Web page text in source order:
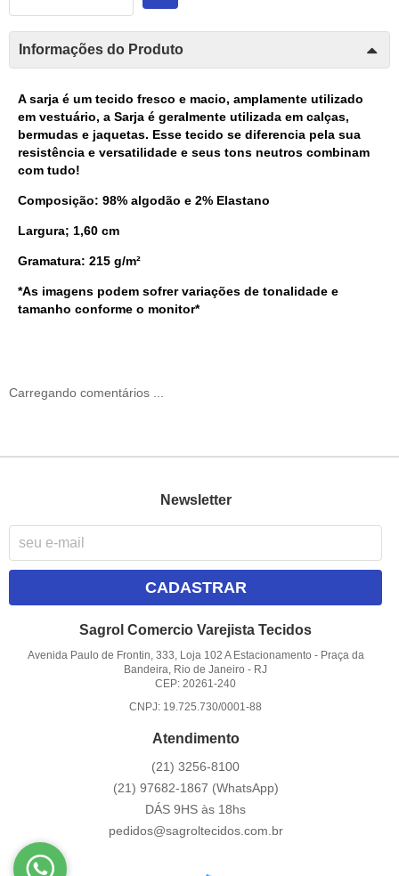
Informações do Produto
A sarja é um tecido fresco e macio, amplamente utilizado
em vestuário, a Sarja é geralmente utilizada em calças,
bermudas e jaquetas. Esse tecido se diferencia pela sua
resistência e versatilidade e seus tons neutros combinam
com tudo!
Composição: 98% algodão e 2% Elastano
Largura; 1,60 cm
Gramatura: 215 g/m²
*As imagens podem sofrer variações de tonalidade e
tamanho conforme o monitor*
Carregando comentários ...
Newsletter
CADASTRAR
Sagrol Comercio Varejista Tecidos
Avenida Paulo de Frontin, 333, Loja 102 A Estacionamento - Praça da
Bandeira, Rio de Janeiro - RJ
CEP: 20261-240
CNPJ: 19.725.730/0001-88
Atendimento
(21) 3256-8100
(21) 97682-1867 (WhatsApp)
DÁS 9HS às 18hs
pedidos@sagroltecidos.com.br